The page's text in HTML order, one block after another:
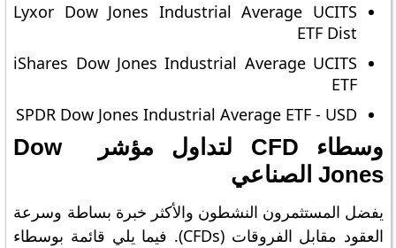
Lyxor Dow Jones Industrial Average UCITS
ETF Dist
iShares Dow Jones Industrial Average UCITS
ETF
SPDR Dow Jones Industrial Average ETF - USD
وسطاء CFD لتداول مؤشر Dow ​​
Jones الصناعي
يفضل المستثمرون النشطون والأكثر خبرة بساطة وسرعة
العقود مقابل الفروقات (CFDs). فيما يلي قائمة بوسطاء